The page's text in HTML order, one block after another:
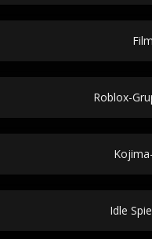
Roblox-
Idle